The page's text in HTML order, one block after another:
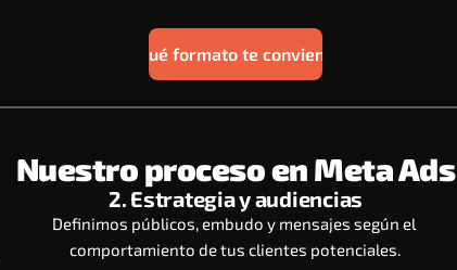
¿Qué formato te conviene?
Nuestro proceso en Meta Ads
2. Estrategia y audiencias
Definimos públicos, embudo y mensajes según el
comportamiento de tus clientes potenciales.